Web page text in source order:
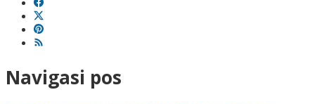
Navigasi pos